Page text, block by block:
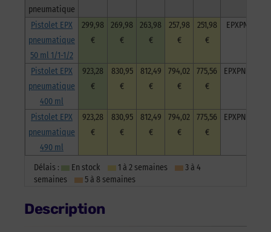
pneumatique
Pistolet EPX
pneumatique
50 ml 1/1-1/2
299,98
€
269,98
€
263,98
€
257,98
€
251,98
€
EPXPN50
Pistolet EPX
pneumatique
400 ml
923,28
€
830,95
€
812,49
€
794,02
€
775,56
€
EPXPN400
Pistolet EPX
pneumatique
490 ml
923,28
€
830,95
€
812,49
€
794,02
€
775,56
€
EPXPN490
Délais : En stock 1 à 2 semaines
3 à 4
semaines
5 à 8 semaines
Description